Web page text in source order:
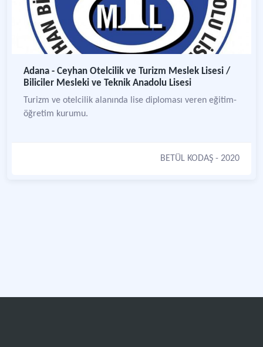
Adana - Ceyhan Otelcilik ve Turizm Meslek Lisesi /
Biliciler Mesleki ve Teknik Anadolu Lisesi
Turizm ve otelcilik alanında lise diploması veren eğitim-
öğretim kurumu.
BETÜL KODAŞ - 2020